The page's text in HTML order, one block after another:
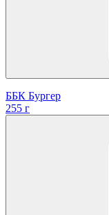
ББК Бургер
255 г